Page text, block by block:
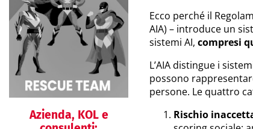
Azienda, KOL e
Ecco perché il
AIA) – introduce un
sistemi AI, compresi
L’AIA distingue i
possono
persone. Le quattro
Rischio